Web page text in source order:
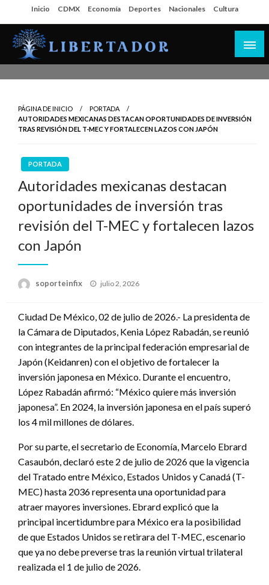
al
contenido
Inicio CDMX Economía Deportes Nacionales Cultura
PÁGINA DE INICIO
PORTADA
AUTORIDADES MEXICANAS DESTACAN OPORTUNIDADES DE INVERSIÓN
TRAS REVISIÓN DEL T-MEC Y FORTALECEN LAZOS CON JAPÓN
PORTADA
Autoridades mexicanas destacan
oportunidades de inversión tras
revisión del T-MEC y fortalecen lazos
con Japón
soporteinfix
Publicado
julio 2, 2026
Ciudad De México, 02 de julio de 2026.- La presidenta de
la Cámara de Diputados, Kenia López Rabadán, se reunió
con integrantes de la principal federación empresarial de
Japón (Keidanren) con el objetivo de fortalecer la
inversión japonesa en México. Durante el encuentro,
López Rabadán afirmó: “México quiere más inversión
japonesa”. En 2024, la inversión japonesa en el país superó
los 4 mil millones de dólares.
Por su parte, el secretario de Economía, Marcelo Ebrard
Casaubón, declaró este 2 de julio de 2026 que la vigencia
del Tratado entre México, Estados Unidos y Canadá (T-
MEC) hasta 2036 representa una oportunidad para
atraer mayores inversiones. Ebrard explicó que la
principal incertidumbre para México era la posibilidad
de que Estados Unidos se retirara del T-MEC, escenario
que ya no debe preverse tras la reunión virtual trilateral
realizada el 1 de julio de 2026.